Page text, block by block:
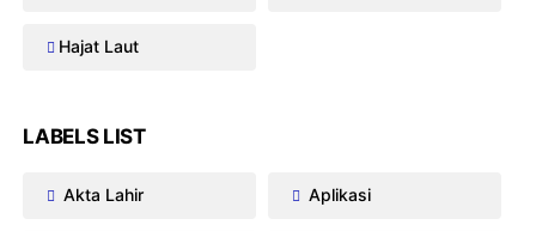
Hajat Laut
LABELS LIST
Akta Lahir Aplikasi